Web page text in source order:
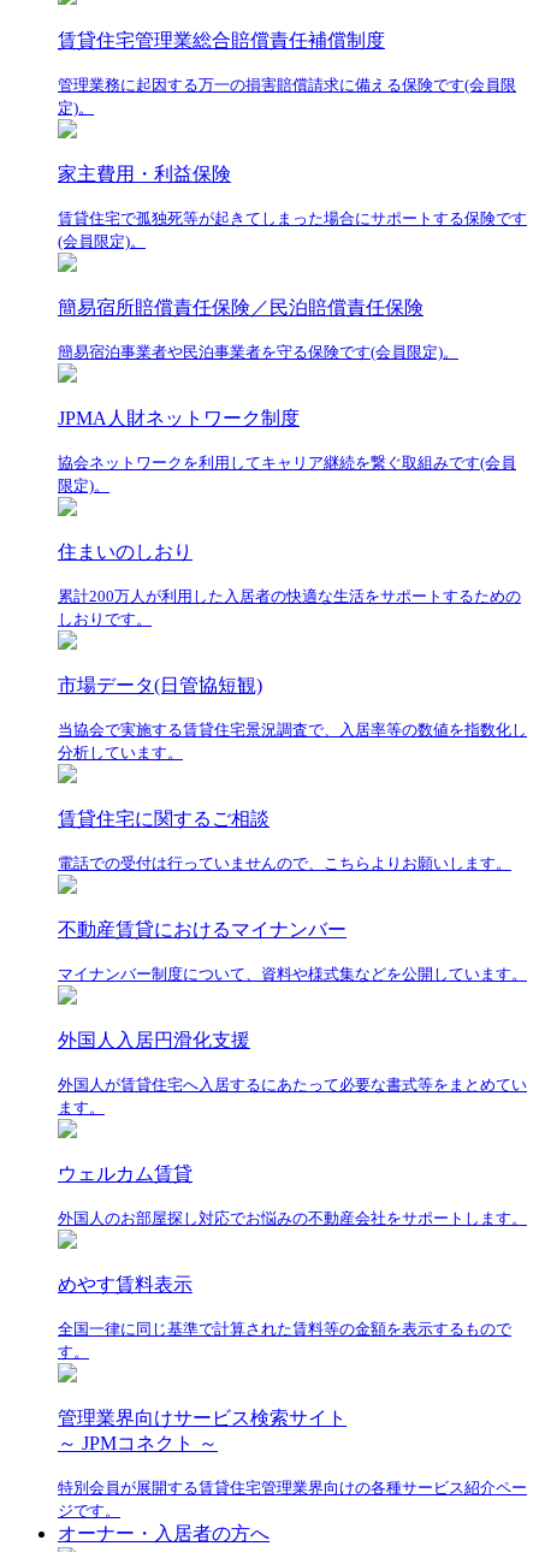
賃貸住宅管理業総合賠償責任補償制度
管理業務に起因する万一の損害賠償請求に備える保険です(会員限
定)。
家主費用・利益保険
賃貸住宅で孤独死等が起きてしまった場合にサポートする保険です
(会員限定)。
簡易宿所賠償責任保険／民泊賠償責任保険
簡易宿泊事業者や民泊事業者を守る保険です(会員限定)。
JPMA人財ネットワーク制度
協会ネットワークを利用してキャリア継続を繋ぐ取組みです(会員
限定)。
住まいのしおり
累計200万人が利用した入居者の快適な生活をサポートするための
しおりです。
市場データ(日管協短観)
当協会で実施する賃貸住宅景況調査で、入居率等の数値を指数化し
分析しています。
賃貸住宅に関するご相談
電話での受付は行っていませんので、こちらよりお願いします。
不動産賃貸におけるマイナンバー
マイナンバー制度について、資料や様式集などを公開しています。
外国人入居円滑化支援
外国人が賃貸住宅へ入居するにあたって必要な書式等をまとめてい
ます。
ウェルカム賃貸
外国人のお部屋探し対応でお悩みの不動産会社をサポートします。
めやす賃料表示
全国一律に同じ基準で計算された賃料等の金額を表示するもので
す。
管理業界向けサービス検索サイト
～ JPMコネクト ～
特別会員が展開する賃貸住宅管理業界向けの各種サービス紹介ペー
ジです。
オーナー・入居者の方へ